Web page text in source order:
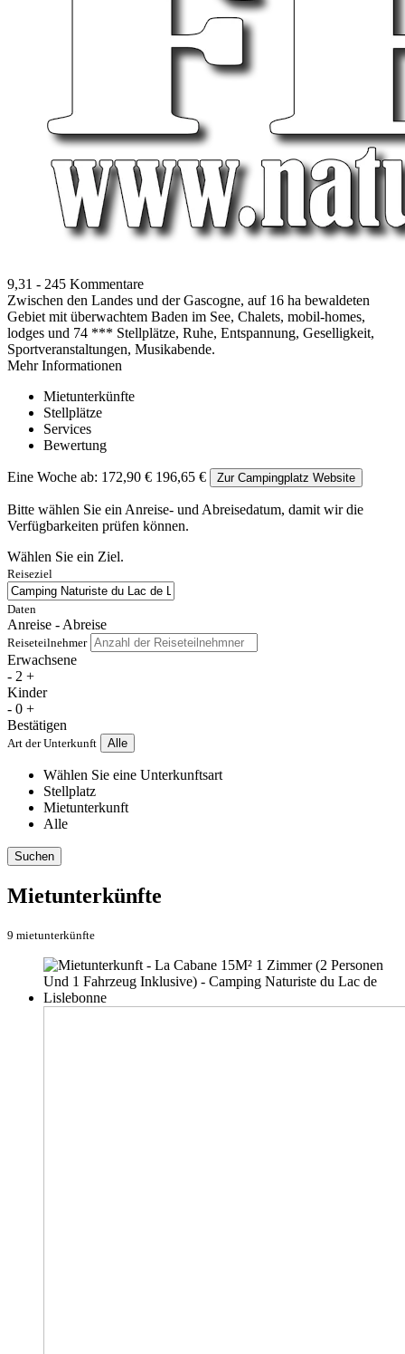
9,31 - 245 Kommentare
Zwischen den Landes und der Gascogne, auf 16 ha bewaldeten
Gebiet mit überwachtem Baden im See, Chalets, mobil-homes,
lodges und 74 *** Stellplätze, Ruhe, Entspannung, Geselligkeit,
Sportveranstaltungen, Musikabende.
Mehr Informationen
Mietunterkünfte
Stellplätze
Services
Bewertung
Eine Woche ab: 172,90 € 196,65 € Zur Campingplatz Website
Bitte wählen Sie ein Anreise- und Abreisedatum, damit wir die
Verfügbarkeiten prüfen können.
Wählen Sie ein Ziel.
Reiseziel
Daten
Anreise - Abreise
Reiseteilnehmer
Erwachsene
- 2 +
Kinder
- 0 +
Bestätigen
Art der Unterkunft Alle
Wählen Sie eine Unterkunftsart
Stellplatz
Mietunterkunft
Alle
Suchen
Mietunterkünfte
9 mietunterkünfte